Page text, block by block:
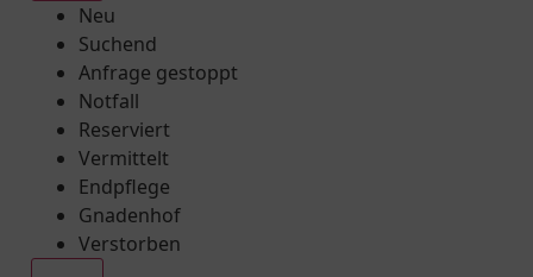
Neu
Suchend
Anfrage gestoppt
Notfall
Reserviert
Vermittelt
Endpflege
Gnadenhof
Verstorben